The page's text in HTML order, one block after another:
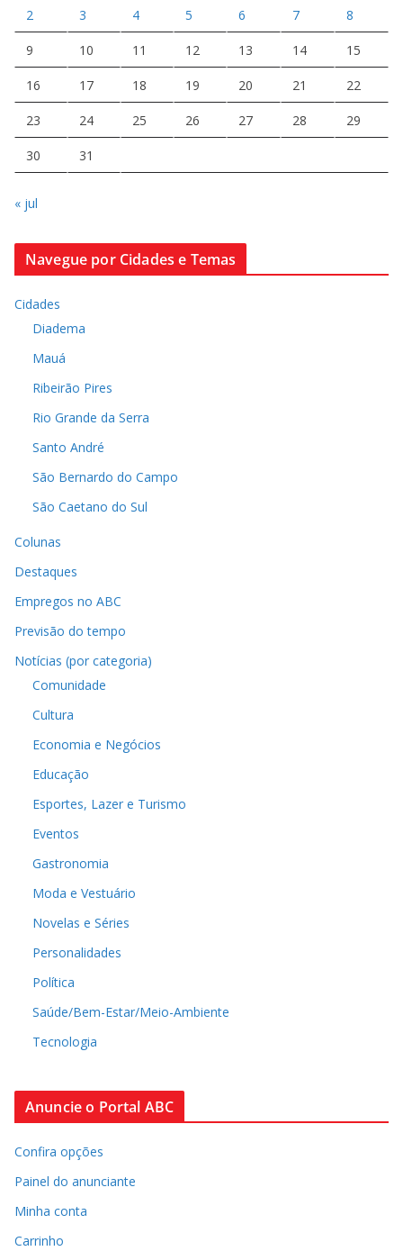
2 3 4 5 6 7 8
9 10 11 12 13 14 15
16 17 18 19 20 21 22
23 24 25 26 27 28 29
30 31
« jul
Navegue por Cidades e Temas
Cidades
Diadema
Mauá
Ribeirão Pires
Rio Grande da Serra
Santo André
São Bernardo do Campo
São Caetano do Sul
Colunas
Destaques
Empregos no ABC
Previsão do tempo
Notícias (por categoria)
Comunidade
Cultura
Economia e Negócios
Educação
Esportes, Lazer e Turismo
Eventos
Gastronomia
Moda e Vestuário
Novelas e Séries
Personalidades
Política
Saúde/Bem-Estar/Meio-Ambiente
Tecnologia
Anuncie o Portal ABC
Confira opções
Painel do anunciante
Minha conta
Carrinho